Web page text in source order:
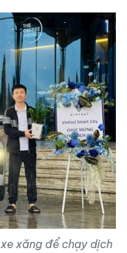
xăng để chạy dịch